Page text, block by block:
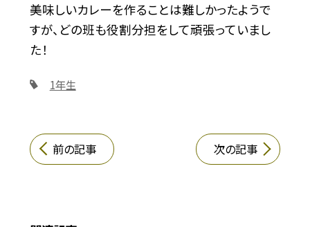
美味しいカレーを作ることは難しかったようで
すが、どの班も役割分担をして頑張っていまし
た！
1年生
前の記事 次の記事